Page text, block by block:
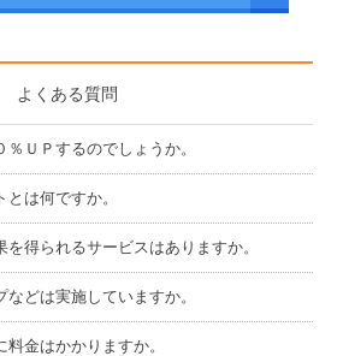
よくある質問
ＵＰするのでしょうか。
は何ですか。
得られるサービスはありますか。
どは実施していますか。
金はかかりますか。